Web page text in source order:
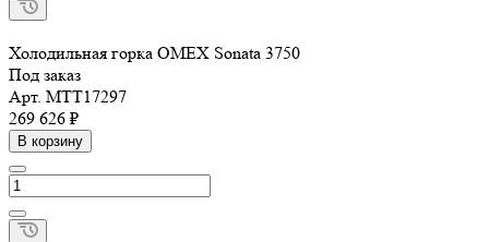
Холодильная горка OMEX Sonata 3750
Под заказ
Арт. МТТ17297
269 626 ₽
В корзину